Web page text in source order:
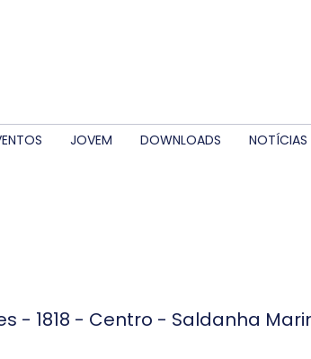
JOVEM DOWNLOADS NOTÍCIAS
- 1818 - Centro - Saldanha